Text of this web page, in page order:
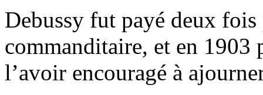
Debussy fut payé deux
commanditaire, et en 1903
l’avoir encouragé à